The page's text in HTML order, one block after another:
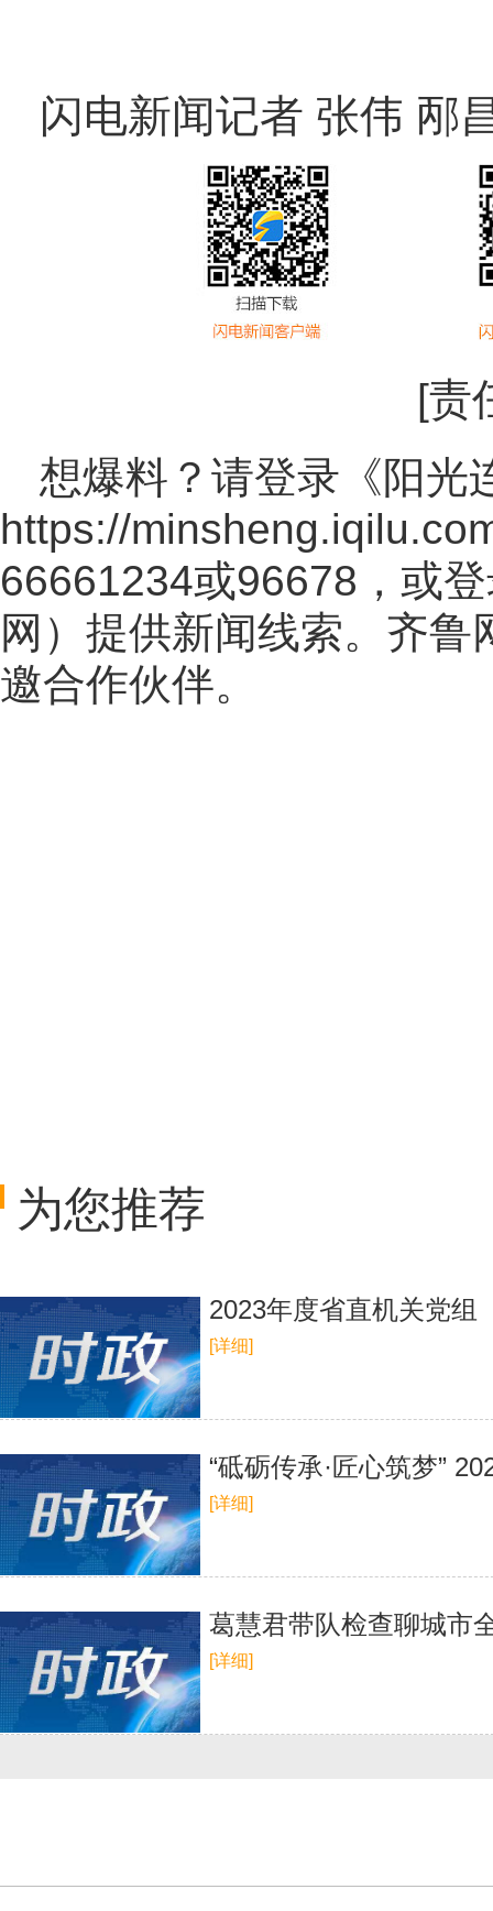
闪电新闻记者 张伟 邴
[责
想爆料？请登录《阳光
https://
66661234或96678，或
网 ）提供新闻线索。齐鲁
邀合作伙伴。
为您推荐
2023年度省直机关党组
[详细]
“砥砺传承·匠心筑梦”
[详细]
葛慧君带队检查聊城市
[详细]